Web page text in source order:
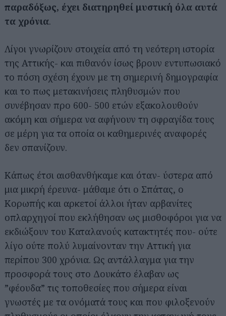
παραδόξως, έχει διατηρηθεί μυστική όλα αυτά
τα χρόνια.
Λίγοι γνωρίζουν στοιχεία από τη νεότερη ιστορία
της Αττικής- και πιθανόν ίσως βρουν εντυπωσιακό
το πόση σχέση έχουν με τη σημερινή δημογραφία
και το πως μετακινήσεις πληθυσμών που
συνέβησαν προ 600- 500 ετών εξακολουθούν
ακόμη και σήμερα να αφήνουν τη σφραγίδα τους
σε μέρη για τα οποία οι καθημερινές αναφορές
δεν σπανίζουν.
Κάπως έτσι αισθανθήκαμε και όταν- ύστερα από
μια μικρή έρευνα- μάθαμε ότι ο Σπάτας, ο
Κορωπής και αρκετοί άλλοι ήταν αρβανίτες
οπλαρχηγοί που εκλήθησαν ως μισθοφόροι για να
εκδιώξουν του Καταλανούς κατακτητές που- ούτε
λίγο ούτε πολύ λυμαίνονταν την Αττική για
περίπου 300 χρόνια. Ως αντάλλαγμα για την
προσφορά τους στο Δουκάτο έλαβαν ως
”φέουδα” τις τοποθεσίες που σήμερα είναι
γνωστές με τα ονόματά τους και που φιλοξενούν